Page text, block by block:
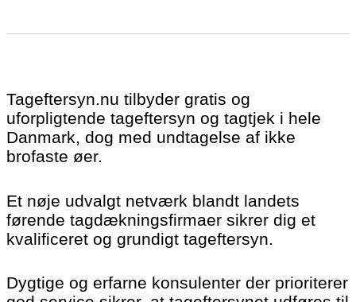
Tageftersyn.nu tilbyder gratis og
uforpligtende tageftersyn og tagtjek i hele
Danmark, dog med undtagelse af ikke
brofaste øer.
Et nøje udvalgt netværk blandt landets
førende tagdækningsfirmaer sikrer dig et
kvalificeret og grundigt tageftersyn.
Dygtige og erfarne konsulenter der prioriterer